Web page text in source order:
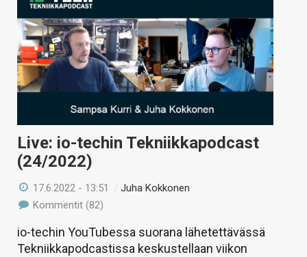
Live: io-techin Tekniikkapodcast
(24/2022)
17.6.2022 - 13:51 /Juha Kokkonen
Kommentit (82)
io-techin YouTubessa suorana lähetettävässä
Tekniikkapodcastissa keskustellaan viikon